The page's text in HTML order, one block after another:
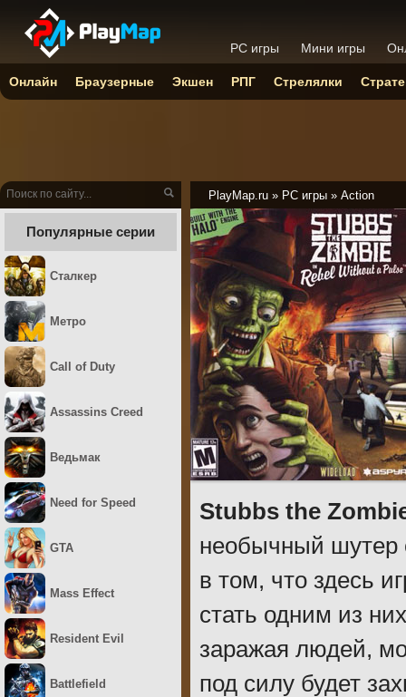
PlayMap.ru » PC игры » Action
Stubbs the
необычный шутер
в том, что здесь
стать одним из
заражая людей,
под силу будет
Популярные серии
Сталкер
Метро
Call of Duty
Assassins Creed
Ведьмак
Need for Speed
GTA
Mass Effect
Resident Evil
Battlefield
PC игры Мини игры
Онлайн Браузерные Экшен РПГ Стрелялки